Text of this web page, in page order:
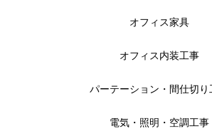
オフィス家具
オフィス内装工事
パーテーション・間仕切り
電気・照明・空調工事